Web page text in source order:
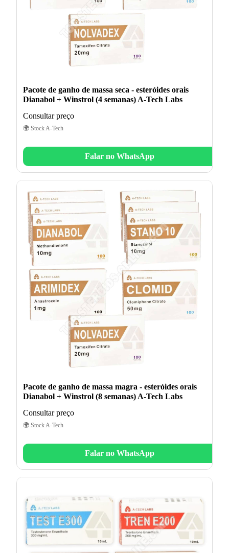
Pacote de ganho de massa seca - esteróides orais
Dianabol + Winstrol (4 semanas) A-Tech Labs
Consultar preço
🌍 Stock A-Tech
Falar no WhatsApp
Pacote de ganho de massa magra - esteróides orais
Dianabol + Winstrol (8 semanas) A-Tech Labs
Consultar preço
🌍 Stock A-Tech
Falar no WhatsApp